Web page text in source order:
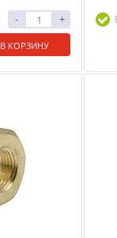
- +
В КОРЗИНУ